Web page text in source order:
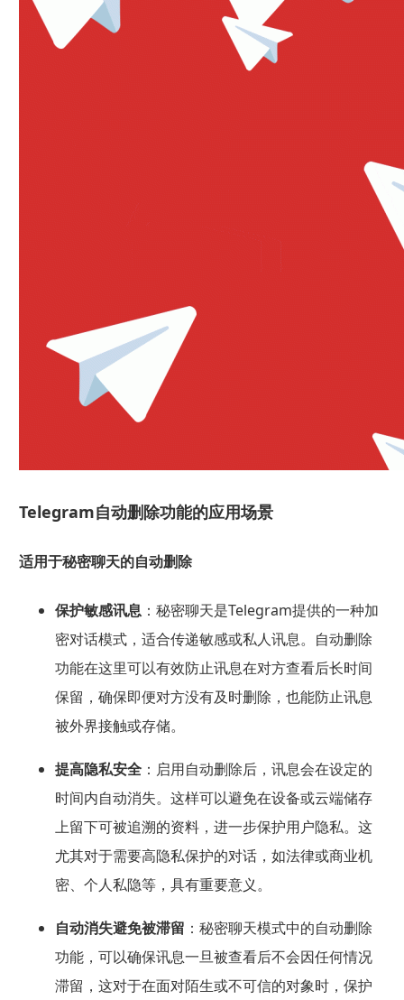
Telegram自动删除功能的应用场景
适用于秘密聊天的自动删除
保护敏感讯息：秘密聊天是Telegram提供的一种加
密对话模式，适合传递敏感或私人讯息。自动删除
功能在这里可以有效防止讯息在对方查看后长时间
保留，确保即便对方没有及时删除，也能防止讯息
被外界接触或存储。
提高隐私安全：启用自动删除后，讯息会在设定的
时间内自动消失。这样可以避免在设备或云端储存
上留下可被追溯的资料，进一步保护用户隐私。这
尤其对于需要高隐私保护的对话，如法律或商业机
密、个人私隐等，具有重要意义。
自动消失避免被滞留 ：秘密聊天模式中的自动删除
功能，可以确保讯息一旦被查看后不会因任何情况
滞留，这对于在面对陌生或不可信的对象时，保护